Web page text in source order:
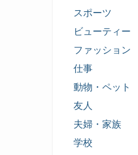
スポーツ
ビューティー
ファッション
仕事
動物・ペット
友人
夫婦・家族
学校